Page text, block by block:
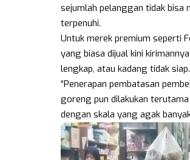
sejumlah pelanggan tidak bisa
terpenuhi.
Untuk merek premium seperti
yang biasa dijual kini
lengkap, atau kadang tidak siap.
“Penerapan pembatasan
goreng pun dilakukan
dengan skala yang agak